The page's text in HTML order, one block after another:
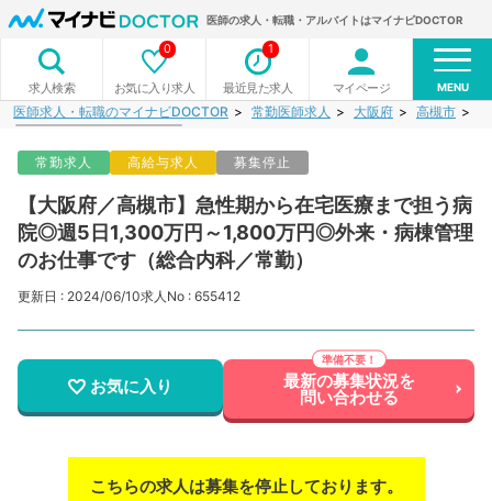
医師の求人・転職・アルバイトはマイナビDOCTOR
求人検索 お気に入り求人
0
最近見た求人
1
マイページ MENU
医師求人・転職のマイナビDOCTOR 常勤医師求人 大阪府 高槻市
常勤求人 高給与求人 募集停止
【大阪府／高槻市】急性期から在宅医療まで担う病
院◎週5日1,300万円～1,800万円◎外来・病棟管理
のお仕事です（総合内科／常勤）
更新日 : 2024/06/10求人No : 655412
お気に入り 最新の募集状況を
問い合わせる
こちらの求人は募集を停止しております。